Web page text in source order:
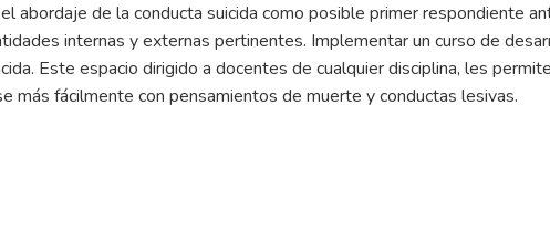
abordaje de la conducta suicida como posible primer respondiente
internas y externas pertinentes. Implementar un curso de
Este espacio dirigido a docentes de cualquier disciplina, les
más fácilmente con pensamientos de muerte y conductas lesivas.